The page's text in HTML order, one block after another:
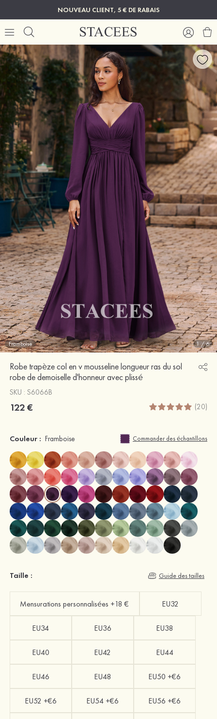
NOUVEAU CLIENT, 5 € DE RABAIS
Framboise 1/6
Robe trapèze col en v mousseline longueur ras du sol
robe de demoiselle d'honneur avec plissé
SKU : S6066B
122 € (20)
Couleur : Framboise Commander des échantillons
Taille : Guide des tailles
Mensurations personnalisées +18 € EU32
EU34 EU36 EU38
EU40 EU42 EU44
EU46 EU48 EU50 +€6
EU52 +€6 EU54 +€6 EU56 +€6